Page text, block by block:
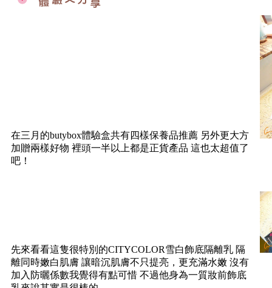
在三月的butybox體驗盒共有四樣保養品推薦 另外更大方
加贈兩樣好物 裡頭一半以上都是正貨產品 這也太超值了
吧！
先來看看這隻很特別的CITYCOLOR雪白飾底隔離乳 隔
離同時嫩白肌膚 讓暗沉肌膚不只提亮，更充滿水嫩 沒有
加入防曬係數我覺得有點可惜 不過他身為一質妝前飾底